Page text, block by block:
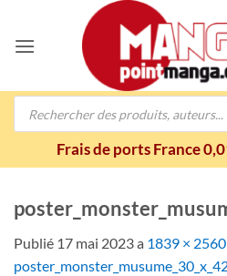
contenu
Recherche
Frais de ports France
Publié 17 mai 2023a 1839 × 2560